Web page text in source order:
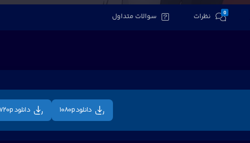
0 نظرات سوالات متداول
دانلود 1080p دانلود 720p